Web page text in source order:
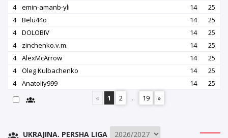
4
emin-amanb-yli 14
25
4
Belu44o 14
25
4
DOLOBIV 14
25
4
zinchenko.v.m. 14
25
4
AlexMcArrow 14
25
4
Oleg Kulbachenko 14
25
4
Аnatoliy999 14
25
«
1 2 ... 19 »
UKRAJINA. PERSHA LIGA